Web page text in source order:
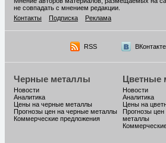
не совпадать с мнением редакции.
Контакты
Подписка Реклама
RSS ВКонтакте
Черные металлы
Новости
Аналитика
Цены на черные металлы
Прогнозы цен на черные металлы
Коммерческие предложения
Цветные
Новости
Аналитика
Цены на
Прогнозы
металлы